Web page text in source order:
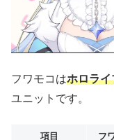
フワモコはホロライ
ユニットです。
項目 フ